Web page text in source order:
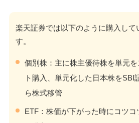
楽天証券では以下のように購入して
す。
個別株：主に株主優待株を単元を
ト購入、単元化した日本株をSBI
ら株式移管
ETF：株価が下がった時にコツコ